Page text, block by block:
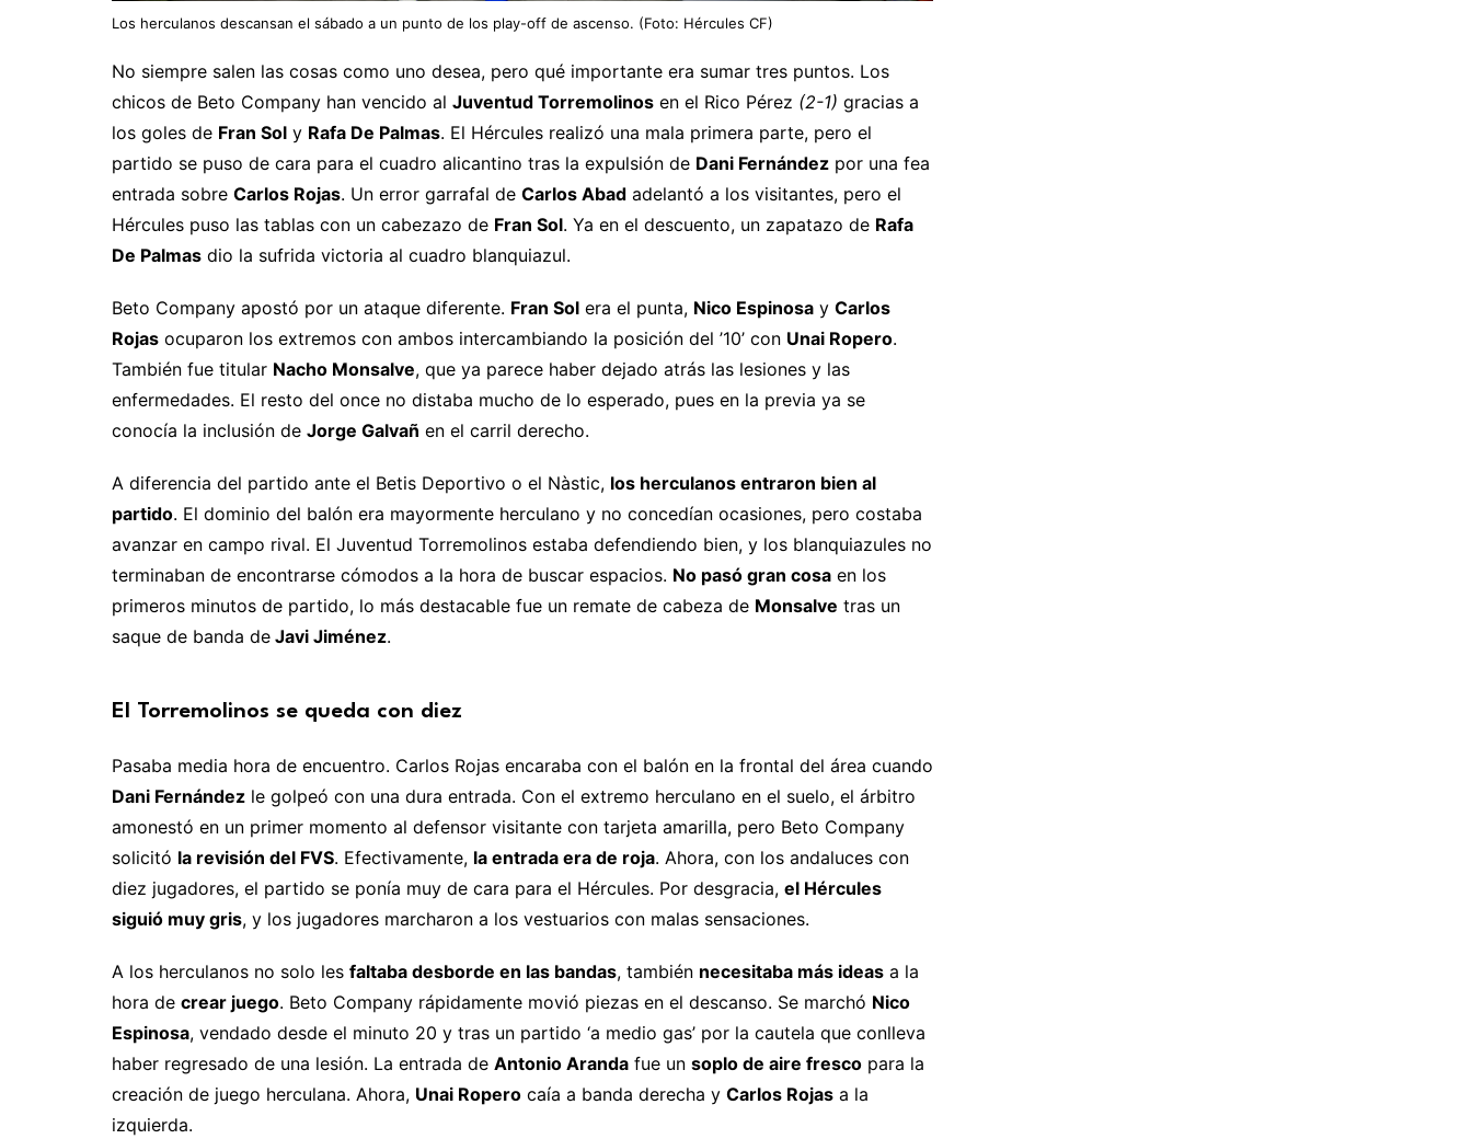
Los herculanos descansan el sábado a un punto de los play-off de ascenso. (Foto: Hércules CF)
No siempre salen las cosas como uno desea, pero qué importante era sumar tres puntos. Los
chicos de Beto Company han vencido al Juventud Torremolinos en el Rico Pérez (2-1) gracias a
los goles de Fran Sol y Rafa De Palmas. El Hércules realizó una mala primera parte, pero el
partido se puso de cara para el cuadro alicantino tras la expulsión de Dani Fernández por una fea
entrada sobre Carlos Rojas. Un error garrafal de Carlos Abad adelantó a los visitantes, pero el
Hércules puso las tablas con un cabezazo de Fran Sol. Ya en el descuento, un zapatazo de Rafa
De Palmas dio la sufrida victoria al cuadro blanquiazul.
Beto Company apostó por un ataque diferente. Fran Sol era el punta, Nico Espinosa y Carlos
Rojas ocuparon los extremos con ambos intercambiando la posición del ’10’ con Unai Ropero.
También fue titular Nacho Monsalve, que ya parece haber dejado atrás las lesiones y las
enfermedades. El resto del once no distaba mucho de lo esperado, pues en la previa ya se
conocía la inclusión de Jorge Galvañ en el carril derecho.
A diferencia del partido ante el Betis Deportivo o el Nàstic, los herculanos entraron bien al
partido. El dominio del balón era mayormente herculano y no concedían ocasiones, pero costaba
avanzar en campo rival. El Juventud Torremolinos estaba defendiendo bien, y los blanquiazules no
terminaban de encontrarse cómodos a la hora de buscar espacios. No pasó gran cosa en los
primeros minutos de partido, lo más destacable fue un remate de cabeza de Monsalve tras un
saque de banda de Javi Jiménez.
El Torremolinos se queda con diez
Pasaba media hora de encuentro. Carlos Rojas encaraba con el balón en la frontal del área cuando
Dani Fernández le golpeó con una dura entrada. Con el extremo herculano en el suelo, el árbitro
amonestó en un primer momento al defensor visitante con tarjeta amarilla, pero Beto Company
solicitó la revisión del FVS. Efectivamente, la entrada era de roja. Ahora, con los andaluces con
diez jugadores, el partido se ponía muy de cara para el Hércules. Por desgracia, el Hércules
siguió muy gris, y los jugadores marcharon a los vestuarios con malas sensaciones.
A los herculanos no solo les faltaba desborde en las bandas, también necesitaba más ideas a la
hora de crear juego. Beto Company rápidamente movió piezas en el descanso. Se marchó Nico
Espinosa, vendado desde el minuto 20 y tras un partido ‘a medio gas’ por la cautela que conlleva
haber regresado de una lesión. La entrada de Antonio Aranda fue un soplo de aire fresco para la
creación de juego herculana. Ahora, Unai Ropero caía a banda derecha y Carlos Rojas a la
izquierda.